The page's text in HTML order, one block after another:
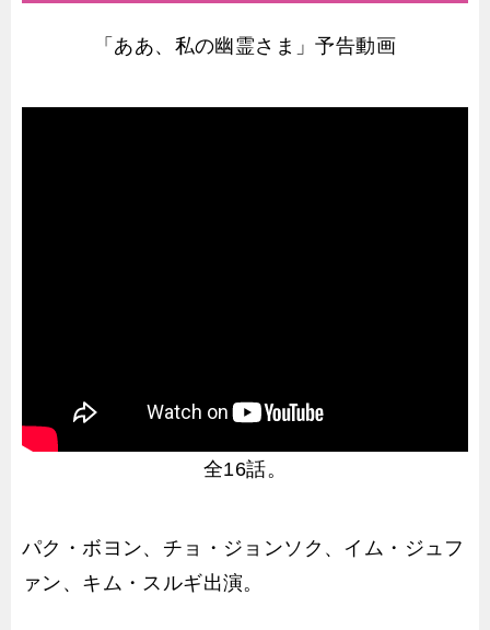
「ああ、私の幽霊さま」予告動画
全16話。
パク・ボヨン、チョ・ジョンソク、イム・ジュフ
ァン、キム・スルギ出演。